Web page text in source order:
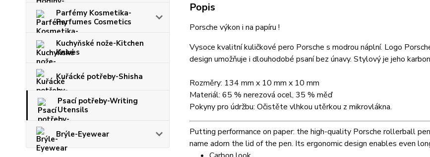
Parfémy Kosmetika-
Perfumes Cosmetics
Kuchyňské nože-Kitchen
Knives
Kuřácké potřeby-Shisha
Psací potřeby-Writing
Utensils
Brýle-Eyewear
Popis
Porsche výkon i na papíru !
Vysoce kvalitní kuličkové pero Porsche s modrou náplní. Logo
design umožňuje i dlouhodobé psaní bez únavy. Stylový je jeho
Rozměry: 134 mm x 10 mm x 10 mm
Materiál: 65 % nerezová ocel, 35 % měď
Pokyny pro údržbu: Očistěte vlhkou utěrkou z mikrovlákna.
Putting performance on paper: the high-quality Porsche rollerball
name adorn the lid of the pen. Its ergonomic design enables even